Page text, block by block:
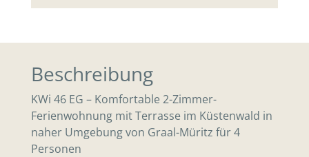
Beschreibung
KWi 46 EG – Komfortable 2-Zimmer-
Ferienwohnung mit Terrasse im Küstenwald in
naher Umgebung von Graal-Müritz für 4
Personen